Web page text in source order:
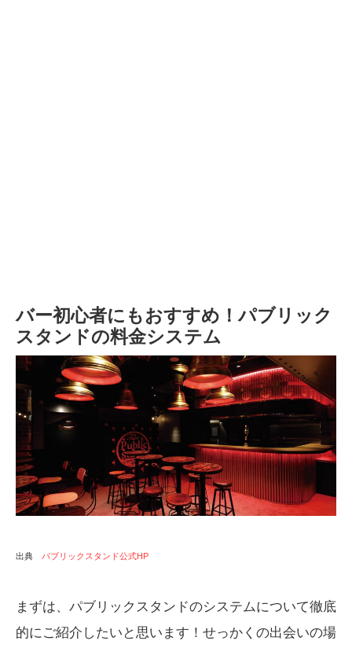
バー初心者にもおすすめ！パブリック
スタンドの料金システム
出典 パブリックスタンド公式HP
まずは、パブリックスタンドのシステムについて徹底
的にご紹介したいと思います！せっかくの出会いの場